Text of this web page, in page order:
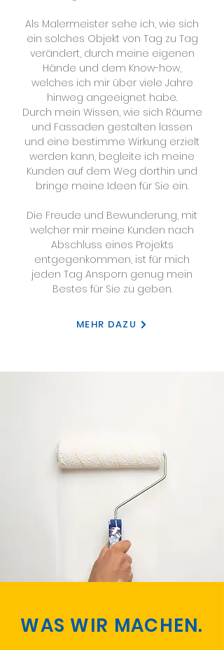
Als Malermeister sehe ich, wie sich
ein solches Objekt von Tag zu Tag
verändert, durch meine eigenen
Hände und dem Know-how,
welches ich mir über viele Jahre
hinweg angeeignet habe.
Durch mein Wissen, wie sich Räume
und Fassaden gestalten lassen
und eine bestimme Wirkung erzielt
werden kann, begleite ich meine
Kunden auf dem Weg dorthin und
bringe meine Ideen für Sie ein.
Die Freude und Bewunderung, mit
welcher mir meine Kunden nach
Abschluss eines Projekts
entgegenkommen, ist für mich
jeden Tag Ansporn genug mein
Bestes für Sie zu geben.
MEHR DAZU
WAS WIR MACHEN.